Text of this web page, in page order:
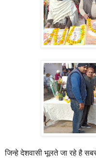
जिन्हे देशवासी भूलते जा रहे है